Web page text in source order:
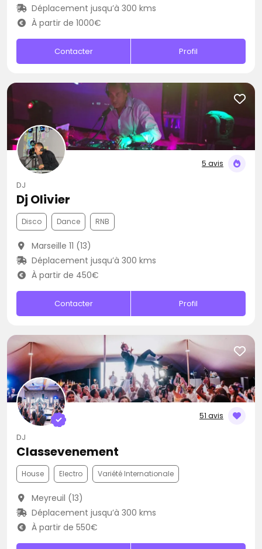
Déplacement jusqu’à 300 kms
À partir de 1000€
Contacter Profil
5 avis
DJ
Dj Olivier
Disco Dance RNB
Marseille 11 (13)
Déplacement jusqu’à 300 kms
À partir de 450€
Contacter Profil
51 avis
DJ
Classevenement
House Electro Variété Internationale
Meyreuil (13)
Déplacement jusqu’à 300 kms
À partir de 550€